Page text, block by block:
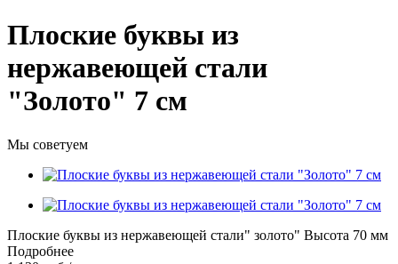
Плоские буквы из
нержавеющей стали
"Золото" 7 см
Мы советуем
Плоские буквы из нержавеющей стали" золото" Высота 70 мм
Подробнее